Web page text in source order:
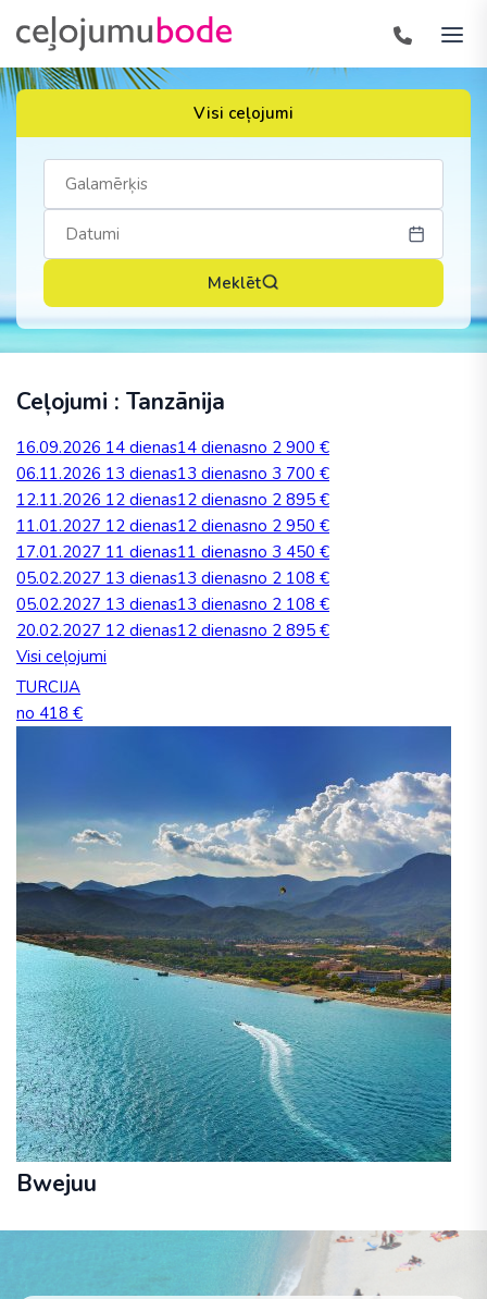
Visi ceļojumi
Meklēt
Ceļojumi : Tanzānija
16.09.2026 14 dienas14 dienasno 2 900 €
06.11.2026 13 dienas13 dienasno 3 700 €
12.11.2026 12 dienas12 dienasno 2 895 €
11.01.2027 12 dienas12 dienasno 2 950 €
17.01.2027 11 dienas11 dienasno 3 450 €
05.02.2027 13 dienas13 dienasno 2 108 €
05.02.2027 13 dienas13 dienasno 2 108 €
20.02.2027 12 dienas12 dienasno 2 895 €
Visi ceļojumi
TURCIJA
no 418 €
Bwejuu